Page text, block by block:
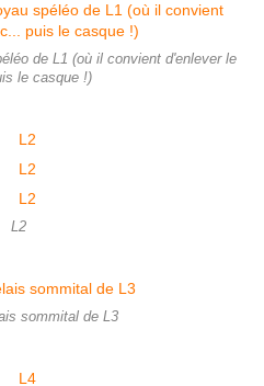
de L1 (où il convient d'enlever le
le casque !)
L2
sommital de L3